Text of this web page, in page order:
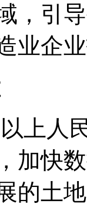
，引
业企
上人
加快
的土